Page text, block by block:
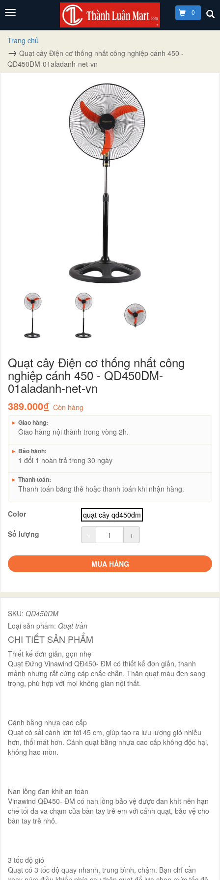
0
Trang chủ
Quạt cây Điện cơ thống nhất công nghiệp cánh 450 -
QD450DM-01aladanh-net-vn
Quạt cây Điện cơ thống nhất công
nghiệp cánh 450 - QD450DM-
01aladanh-net-vn
389.000₫ Còn hàng
► Giao hàng:
Giao hàng nội thành trong vòng 2h.
► Bảo hành:
1 đổi 1 hoàn trả trong 30 ngày
► Thanh toán:
Thanh toán bằng thẻ hoặc thanh toán khi nhận hàng.
Color
quạt cây qđ450đm
Số lượng
- +
MUA HÀNG
SKU: QD450DM
Loại sản phẩm: Quạt trần
CHI TIẾT SẢN PHẨM
Thiết kế đơn giản, gọn nhẹ
Quạt Đứng Vinawind QĐ450- ĐM có thiết kế đơn giản, thanh
mảnh nhưng rất cứng cáp chắc chắn. Thân quạt màu đen sang
trọng, phù hợp với mọi không gian nội thất.
Cánh bằng nhựa cao cấp
Quạt có sải cánh lớn tới 45 cm, giúp tạo ra lưu lượng gió nhiều
hơn, thổi mát hơn. Cánh quạt bằng nhựa cao cấp không độc hại,
không hao mòn.
Nan lồng đan khít an toàn
Vinawind QĐ450- ĐM có nan lồng bảo vệ được đan khít nên hạn
chế tối đa va chạm của bàn tay trẻ em với cánh quạt, bảo vệ cho
bàn tay trẻ nhỏ.
3 tốc độ gió
Quạt có 3 tốc độ quay nhanh, trung bình, chậm. Bạn chỉ cần